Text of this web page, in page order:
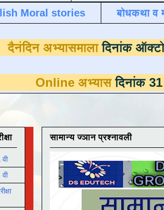
Moral stories
बोधकथा व
दैनंदिन अभ्यासमाला
अभ्यासदिनांक 31 मार्च पर्यंत
सामान्य ज्ञान प्रश्नावली
वी
वी